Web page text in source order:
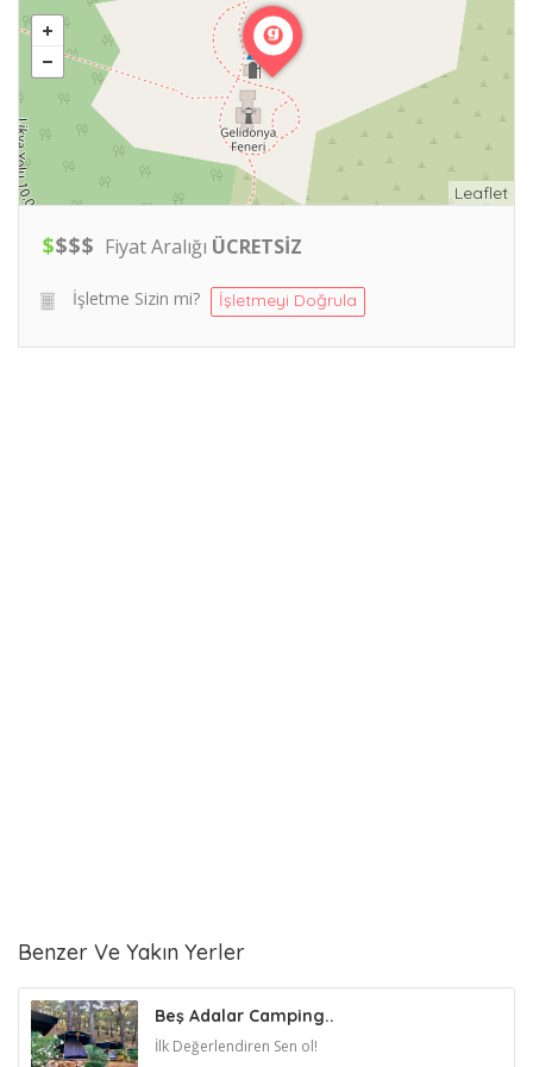
Leaflet
$$$$ Fiyat Aralığı ÜCRETSİZ
İşletme Sizin mi? İşletmeyi Doğrula
Benzer Ve Yakın Yerler
Beş Adalar Camping..
İlk Değerlendiren Sen ol!